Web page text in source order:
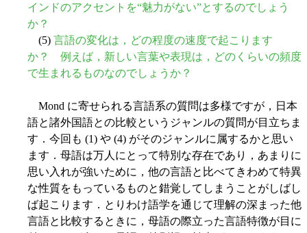
インドのアクセントを“魅力がない”とするのでしょう
か？
(5) 言語の変化は，どの程度の速度で起こります
か？ 例えば，新しい言葉や表現は，どのくらいの頻度
で生まれるものなのでしょうか？
Mond に寄せられる言語系の質問は多様ですが，日本
語と諸外国語との比較というジャンルの質問が目立ちま
す．今回も (1) や (4) がそのジャンルに属するかと思い
ます．母語は万人にとって特別な存在であり，あまりに
思い入れが強いために，他の言語と比べてきわめて特異
な性質をもっているものと錯覚してしまうことがしばし
ば起こります．とりわけ語学を通じて理解の深まった他
言語と比較するときに，母語の際立った言語特徴が目に